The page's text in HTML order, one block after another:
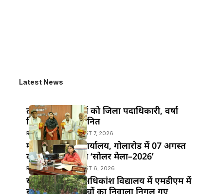
Latest News
तीन वरिष्ठ पत्रकारों को जिला पदाधिकारी, वर्षा
सिंह ने किया सम्मानित
RAKESH GUPTAAUGUST 7, 2026
महुआ के विद्युत कार्यालय, गोलारोड में 07 अगस्त
को आयोजित होगा ‘सोलर मेला–2026’
RAKESH GUPTA AUGUST 6, 2026
खानपुर प्रखंड के अधिकांश विद्यालय में एमडीएम में
बड़ी लापरवाही!बच्चों का निवाला निगल गए